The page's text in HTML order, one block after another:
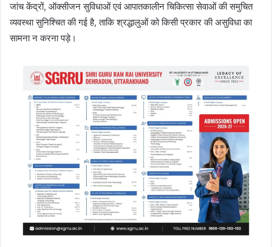
जांच केंद्रों, ऑक्सीजन सुविधाओं एवं आपातकालीन चिकित्सा सेवाओं की समुचित
व्यवस्था सुनिश्चित की गई है, ताकि श्रद्धालुओं को किसी प्रकार की असुविधा का
सामना न करना पड़े।